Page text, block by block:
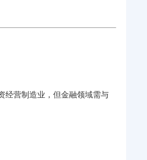
经营制造业，但金融领域需与